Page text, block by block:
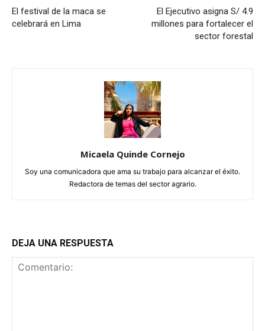
El festival de la maca se
celebrará en Lima
El Ejecutivo asigna S/ 4.9
millones para fortalecer el
sector forestal
Micaela Quinde Cornejo
Soy una comunicadora que ama su trabajo para alcanzar el éxito.
Redactora de temas del sector agrario.
DEJA UNA RESPUESTA